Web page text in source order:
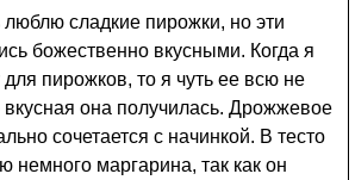
люблю сладкие пирожки, но эти
божественно вкусными. Когда я
для пирожков, то я чуть ее всю не
вкусная она получилась. Дрожжевое
сочетается с начинкой. В тесто
немного маргарина, так как он